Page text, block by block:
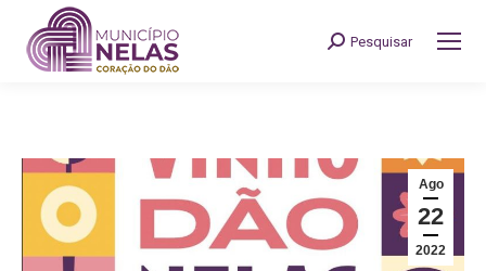
Search:
Pesquisar
Ago
22
2022